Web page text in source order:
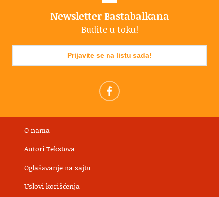
Newsletter Bastabalkana
Budite u toku!
Prijavite se na listu sada!
O nama
Autori Tekstova
Oglašavanje na sajtu
Uslovi korišćenja